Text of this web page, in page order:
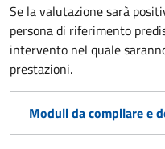
Se la valutazione sarà
persona di riferimento
intervento nel quale
prestazioni.
Moduli da compilare e